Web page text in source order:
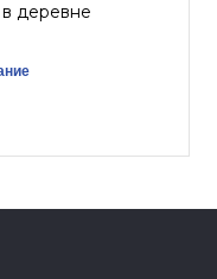
деревне